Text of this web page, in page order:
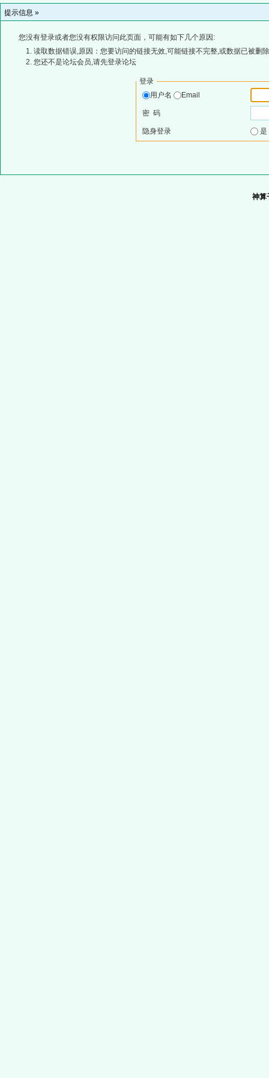
提示信息 »
您没有登录或者您没有权限访问此页面，可能有如下几个原因:
读取数据错误,原因：您要访问的链接无效,可能链接不完整,或数据已被删
您还不是论坛会员,请先登录论坛
登录
用户名
Email
密 码
隐身登录
神算